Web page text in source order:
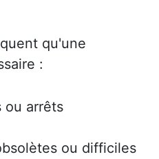
qu'une
:
ou arrêts
ou difficiles